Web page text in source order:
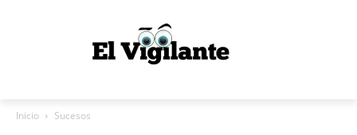
Inicio Sucesos